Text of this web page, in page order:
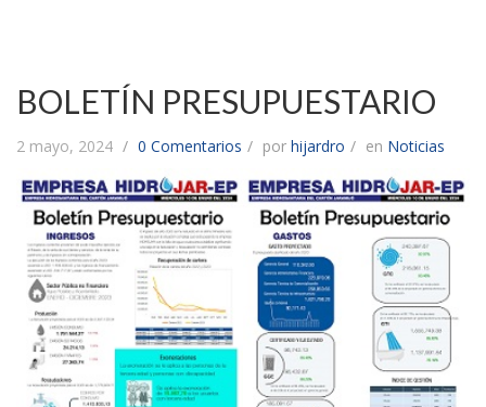
BOLETÍN PRESUPUESTARIO
2 mayo, 2024 0 Comentarios por hijardro en Noticias